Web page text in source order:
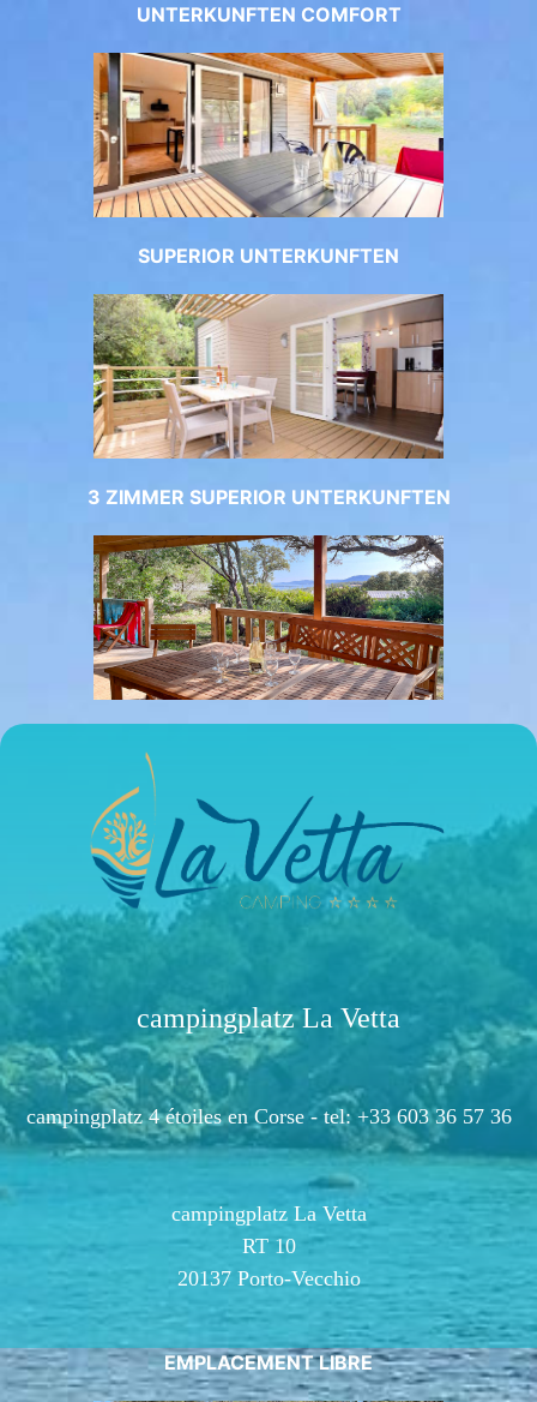
UNTERKUNFTEN COMFORT
SUPERIOR UNTERKUNFTEN
3 ZIMMER SUPERIOR UNTERKUNFTEN
campingplatz La Vetta
campingplatz 4 étoiles en Corse - tel: +33 603 36 57 36
campingplatz La Vetta
RT 10
20137 Porto-Vecchio
EMPLACEMENT LIBRE